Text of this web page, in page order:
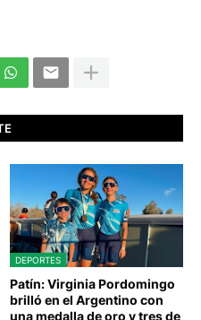
DEPORTES
Patín: Virginia Pordomingo
brilló en el Argentino con
una medalla de oro y tres de